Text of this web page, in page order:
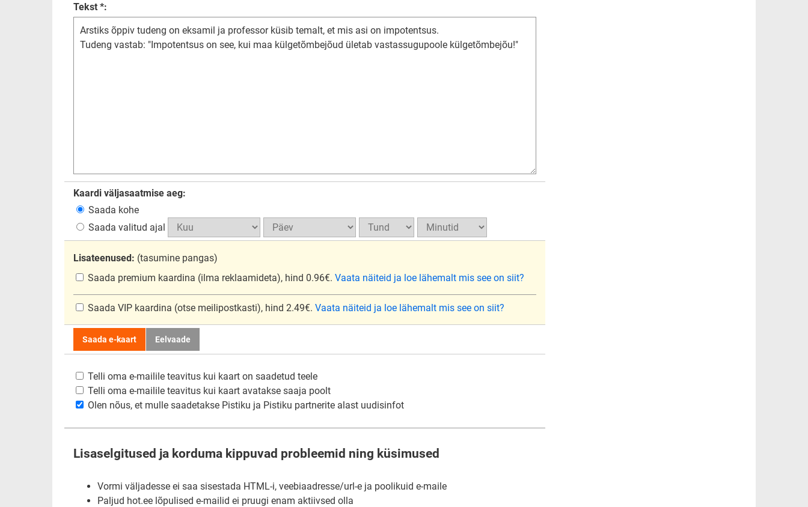
Tekst *:
Kaardi väljasaatmise aeg:
Saada kohe
Saada valitud ajal
Lisateenused: (tasumine pangas)
Saada premium kaardina (ilma reklaamideta), hind 0.96€. Vaata näiteid ja loe lähemalt mis see on siit?
Saada VIP kaardina (otse meilipostkasti), hind 2.49€. Vaata näiteid ja loe lähemalt mis see on siit?
Saada e-kaart Eelvaade
Telli oma e-mailile teavitus kui kaart on saadetud teele
Telli oma e-mailile teavitus kui kaart avatakse saaja poolt
Olen nõus, et mulle saadetakse Pistiku ja Pistiku partnerite alast uudisinfot
Lisaselgitused ja korduma kippuvad probleemid ning küsimused
Vormi väljadesse ei saa sisestada HTML-i, veebiaadresse/url-e ja poolikuid e-maile
Paljud hot.ee lõpulised e-mailid ei pruugi enam aktiivsed olla